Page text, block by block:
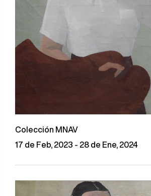
Colección MNAV
17 de Feb, 2023 - 28 de Ene, 2024